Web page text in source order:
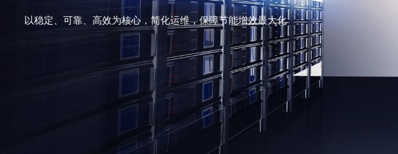
以稳定、可靠、高效为核心，简化运维，保障节能增效最大化